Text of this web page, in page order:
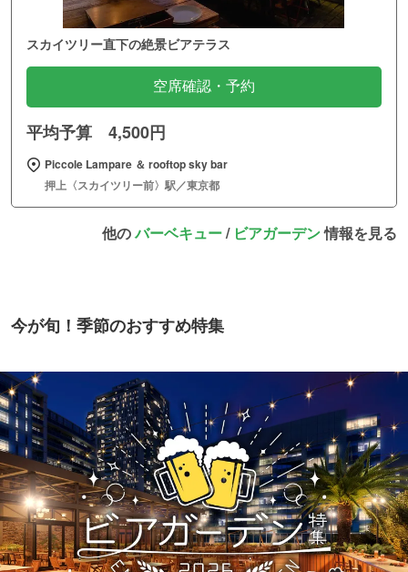
スカイツリー直下の絶景ビアテラス
空席確認・予約
平均予算 4,500円
Piccole Lampare ＆ rooftop sky bar
押上〈スカイツリー前〉駅／東京都
他のバーベキュー/ ビアガーデン情報を見る
今が旬！季節のおすすめ特集